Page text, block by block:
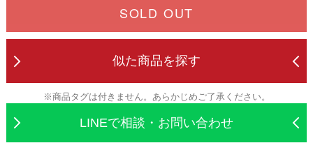
SOLD OUT
似た商品を探す
※商品タグは付きません。あらかじめご了承ください。
LINEで相談・お問い合わせ